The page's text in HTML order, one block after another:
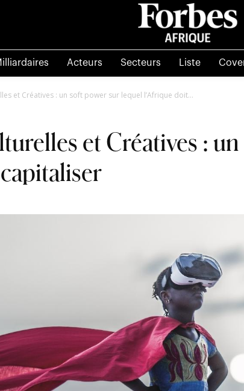
Acteurs Secteurs Liste
et Créatives : un soft power sur lequel l’Afrique doit...
et Créatives :